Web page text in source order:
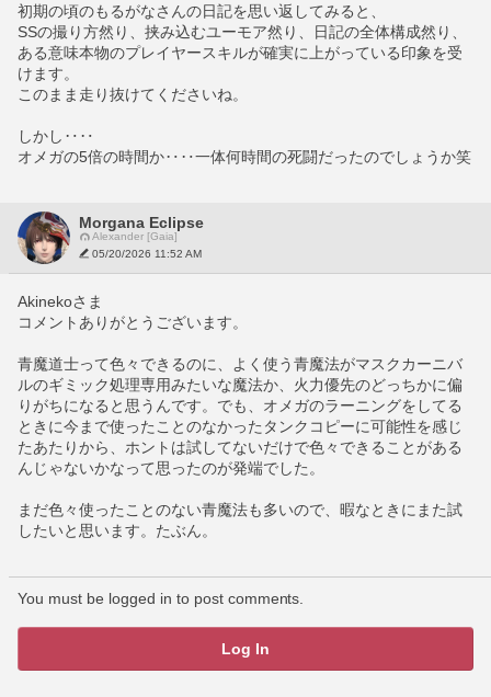
初期の頃のもるがなさんの日記を思い返してみると、
SSの撮り方然り、挟み込むユーモア然り、日記の全体構成然り、
ある意味本物のプレイヤースキルが確実に上がっている印象を受
けます。
このまま走り抜けてくださいね。
しかし‥‥
オメガの5倍の時間か‥‥一体何時間の死闘だったのでしょうか笑
Morgana Eclipse
Alexander [Gaia]
05/20/2026 11:52 AM
Akinekoさま
コメントありがとうございます。
青魔道士って色々できるのに、よく使う青魔法がマスクカーニバ
ルのギミック処理専用みたいな魔法か、火力優先のどっちかに偏
りがちになると思うんです。でも、オメガのラーニングをしてる
ときに今まで使ったことのなかったタンクコピーに可能性を感じ
たあたりから、ホントは試してないだけで色々できることがある
んじゃないかなって思ったのが発端でした。
まだ色々使ったことのない青魔法も多いので、暇なときにまた試
したいと思います。たぶん。
You must be logged in to post comments.
Log In